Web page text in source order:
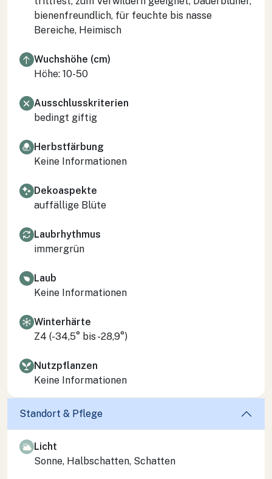
bienenfreundlich, für feuchte bis nasse
Bereiche, Heimisch
Wuchshöhe (cm)
Höhe: 10-50
Ausschlusskriterien
bedingt giftig
Herbstfärbung
Keine Informationen
Dekoaspekte
auffällige Blüte
Laubrhythmus
immergrün
Laub
Keine Informationen
Winterhärte
Z4 (-34,5° bis -28,9°)
Nutzpflanzen
Keine Informationen
Standort & Pflege
Licht
Sonne, Halbschatten, Schatten